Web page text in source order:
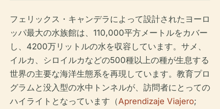
フェリックス・キャンデラによって設計されたヨーロ
ッパ最大の水族館は、110,000平方メートルをカバー
し、4200万リットルの水を収容しています。サメ、
イルカ、シロイルカなどの500種以上の種が生息する
世界の主要な海洋生態系を再現しています。教育プロ
グラムと没入型の水中トンネルが、訪問者にとっての
ハイライトとなっています（Aprendizaje Viajero;